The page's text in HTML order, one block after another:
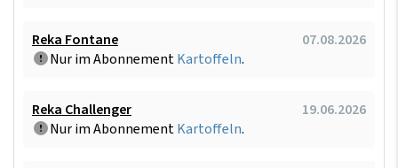
Reka Fontane
07.08.2026
Nur im AbonnementKartoffeln.
Reka Challenger
19.06.2026
Nur im AbonnementKartoffeln.